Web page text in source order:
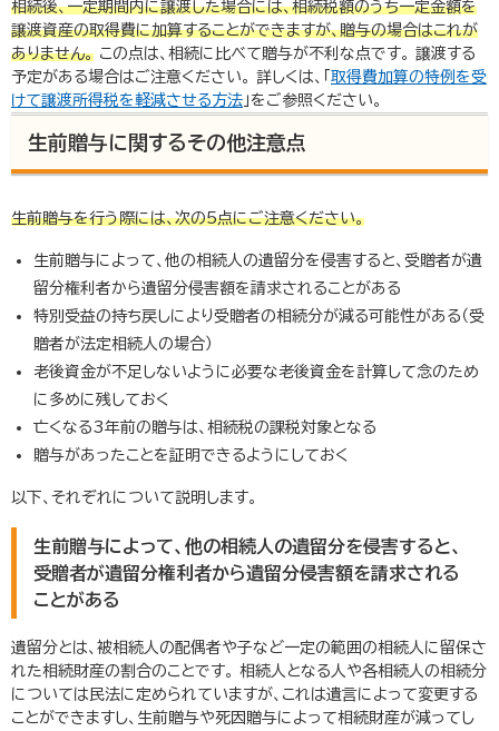
相続後、一定期間内に譲渡した場合には、相続税額のうち一定金額を
譲渡資産の取得費に加算することができますが、贈与の場合はこれが
ありません。 この点は、相続に比べて贈与が不利な点です。 譲渡する
予定がある場合はご注意ください。 詳しくは、「 取得費加算の特例を受
けて譲渡所得税を軽減させる方法 」をご参照ください。
生前贈与に関するその他注意点
生前贈与を行う際には、次の5点にご注意ください。
生前贈与によって、他の相続人の遺留分を侵害すると、受贈者が遺
留分権利者から遺留分侵害額を請求されることがある
特別受益の持ち戻しにより受贈者の相続分が減る可能性がある（受
贈者が法定相続人の場合）
老後資金が不足しないように必要な老後資金を計算して念のため
に多めに残しておく
亡くなる 3年前の贈与は、相続税の課税対象となる
贈与があったことを証明できるようにしておく
以下、それぞれについて説明します。
生前贈与によって、他の相続人の遺留分を侵害すると、
受贈者が遺留分権利者から遺留分侵害額を請求される
ことがある
遺留分とは、被相続人の配偶者や子など一定の範囲の相続人に留保さ
れた相続財産の割合のことです。 相続人となる人や各相続人の相続分
については民法に定められていますが、これは遺言によって変更する
ことができますし、生前贈与や死因贈与によって相続財産が減ってし